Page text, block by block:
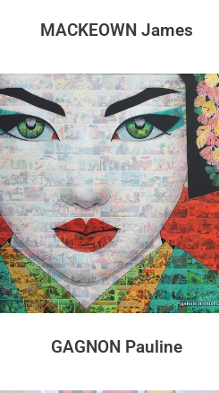
MACKEOWN James
GAGNON Pauline